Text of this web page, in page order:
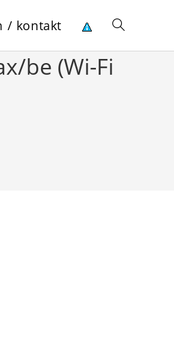
/ kontakt Toggle
website
be (Wi-Fi